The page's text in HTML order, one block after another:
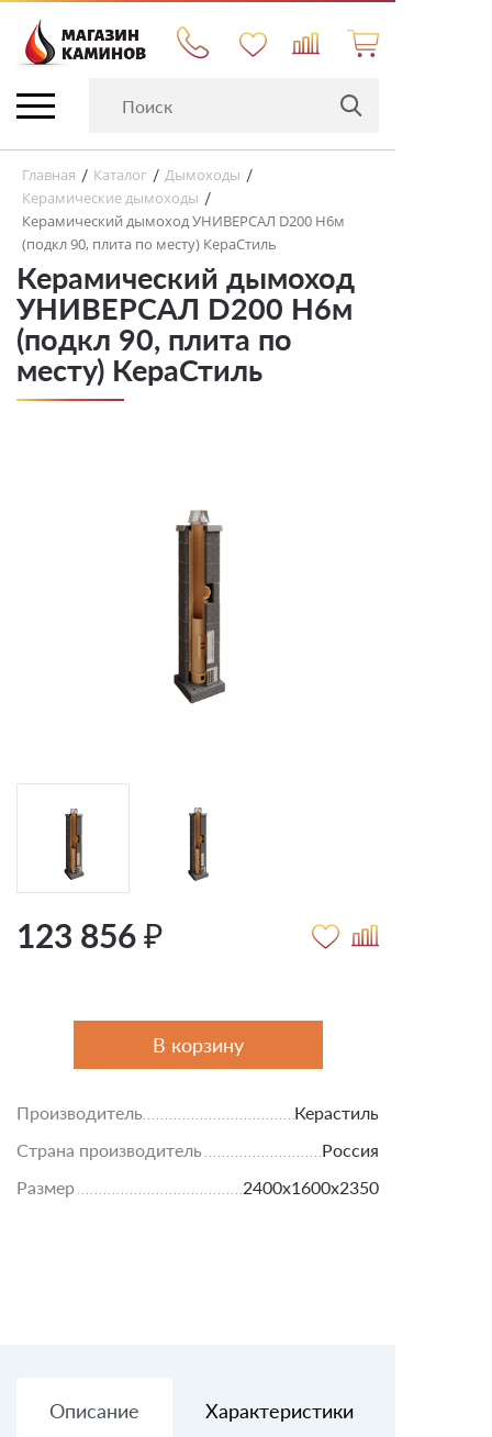
Главная / Каталог / Дымоходы /
Керамические дымоходы /
Керамический дымоход УНИВЕРСАЛ D200 H6м
(подкл 90, плита по месту) КераСтиль
Керамический дымоход
УНИВЕРСАЛ D200 H6м
(подкл 90, плита по
месту) КераСтиль
123 856 ₽
В корзину
Производитель
Керастиль
Страна производитель
Россия
Размер
2400х1600х2350
Описание Характеристики